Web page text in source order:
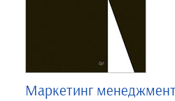
Маркетинг